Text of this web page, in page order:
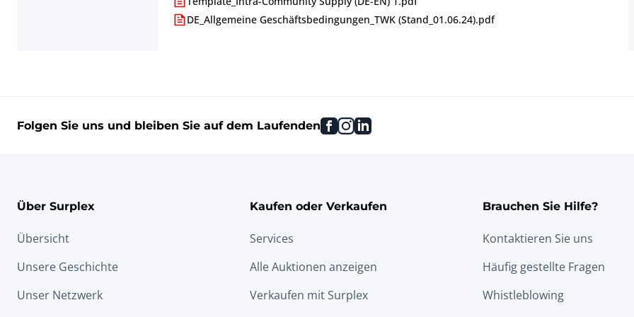
DE_Allgemeine Geschäftsbedingungen_TWK (Stand_01.06.24).pdf
Folgen Sie uns und bleiben Sie auf dem Laufenden facebook
instagram
linkedin
Über Surplex
Übersicht
Unsere Geschichte
Unser Netzwerk
Kaufen oder Verkaufen
Services
Alle Auktionen anzeigen
Verkaufen mit Surplex
Brauchen Sie Hilfe?
Kontaktieren Sie uns
Häufig gestellte Fragen
Whistleblowing